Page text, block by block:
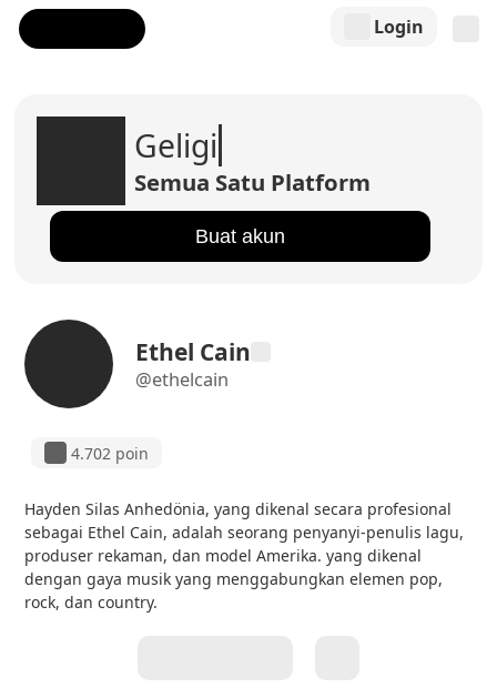
Login
Geligi
Semua Satu Platform
Buat akun
Ethel Cain
@ethelcain
4.702 poin
Hayden Silas Anhedönia, yang dikenal secara profesional
sebagai Ethel Cain, adalah seorang penyanyi-penulis lagu,
produser rekaman, dan model Amerika. yang dikenal
dengan gaya musik yang menggabungkan elemen pop,
rock, dan country.